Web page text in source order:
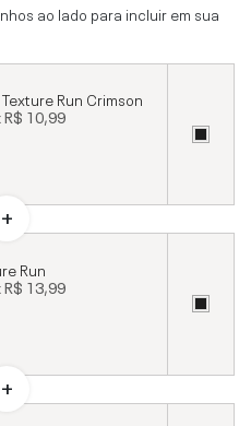
ao lado para incluir em sua
Run Crimson
R$ 10,99
Run
R$ 13,99